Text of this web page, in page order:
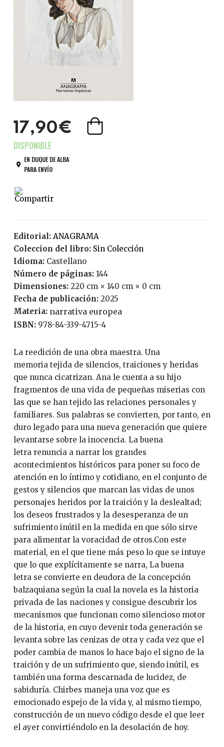
17,90€
EN DUQUE DE ALBA
PARA ENVÍO
Editorial:
ANAGRAMA
Coleccion del libro:
Sin Colección
Idioma:
Castellano
Número de páginas: 144
Dimensiones: 220 cm × 140 cm × 0 cm
Fecha de publicación:
2025
Materia: narrativa europea
ISBN: 978-84-339-4715-4
La reedición de una obra maestra. Una
memoria tejida de silencios, traiciones y heridas
que nunca cicatrizan. Ana le cuenta a su hijo
fragmentos de una vida de pequeñas miserias con
las que se han tejido las relaciones personales y
familiares. Sus palabras se convierten, por tanto, en
duro legado para una nueva generación que quiere
levantarse sobre la inocencia. La buena
letra renuncia a narrar los grandes
acontecimientos históricos para poner su foco de
atención en lo íntimo y cotidiano, en el conjunto de
gestos y silencios que marcan las vidas de unos
personajes heridos por la traición y la deslealtad;
los deseos frustrados y la desesperanza de un
sufrimiento inútil en la medida en que sólo sirve
para alimentar la voracidad de otros.Con este
material, en el que tiene más peso lo que se intuye
que lo que explícitamente se narra, La buena
letra se convierte en deudora de la concepción
balzaquiana según la cual la novela es la historia
privada de las naciones y consigue descubrir los
mecanismos que funcionan como silencioso motor
de la historia, en cuyo devenir toda generación se
levanta sobre las cenizas de otra y cada vez que el
poder cambia de manos lo hace bajo el signo de la
traición y de un sufrimiento que, siendo inútil, es
también una forma descarnada de lucidez, de
sabiduría. Chirbes maneja una voz que es
emocionado espejo de la vida y, al mismo tiempo,
construcción de un nuevo código desde el que leer
el ayer convirtiéndolo en la desolación de hoy.